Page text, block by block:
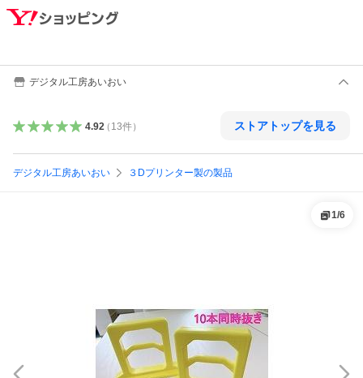
デジタル工房あいおい
4.92（ 13件） ストアトップを見る
デジタル工房あいおい ３Dプリンター製の製品
1/6